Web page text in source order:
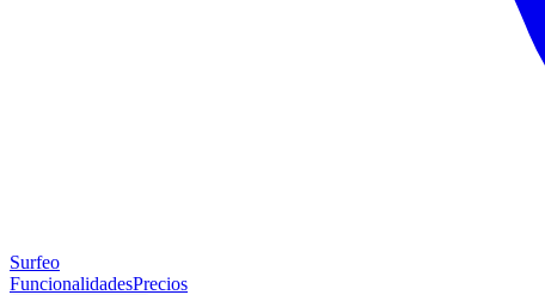
Surfeo
FuncionalidadesPrecios